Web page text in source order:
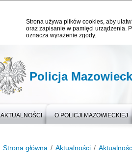
Strona używa plików cookies, aby
oraz zapisanie w pamięci urządzenia.
oznacza wyrażenie zgody.
Policja
AKTUALNOŚCI O POLICJI MAZOWIECKIEJ
Strona główna Aktualności